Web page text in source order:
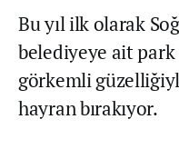
Bu yıl ilk olarak
belediyeye ait park
görkemli
hayran bırakıyor.